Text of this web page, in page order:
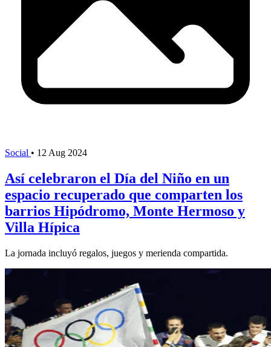
Social • 12 Aug 2024
Así celebraron el Día del Niño en un
espacio recuperado que comparten los
barrios Hipódromo, Monte Hermoso y
Villa Hípica
La jornada incluyó regalos, juegos y merienda compartida.